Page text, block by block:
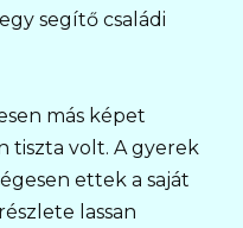
segítő családi
más képet
tiszta volt. A gyerek
ettek a saját
lassan